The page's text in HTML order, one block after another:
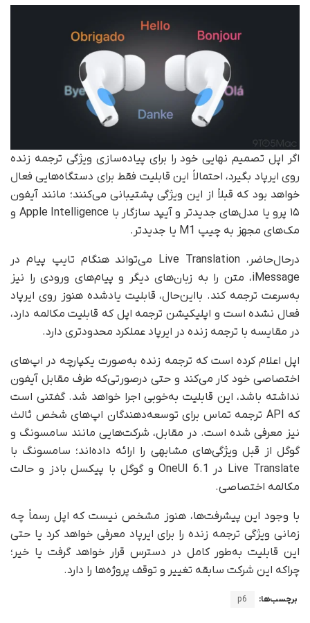
اگر اپل تصمیم نهایی خود را برای پیاده‌سازی ویژگی ترجمه زنده
روی ایرپاد بگیرد، احتمالاً این قابلیت فقط برای دستگاه‌هایی فعال
خواهد بود که قبلاً از این ویژگی پشتیبانی می‌کنند؛ مانند آیفون
۱۵ پرو یا مدل‌های جدیدتر و آیپد سازگار با Apple Intelligence و
مک‌های مجهز به چیپ M1 یا جدیدتر.
در‌حال‌حاضر، Live Translation می‌تواند هنگام تایپ پیام در
iMessage، متن را به زبان‌های دیگر و پیام‌های ورودی را نیز
به‌سرعت ترجمه کند. با‌این‌حال، قابلیت یادشده هنوز روی ایرپاد
فعال نشده است و اپلیکیشن ترجمه اپل که قابلیت مکالمه دارد،
در مقایسه با ترجمه زنده در ایرپاد عملکرد محدودتری دارد.
اپل اعلام کرده است که ترجمه زنده به‌صورت یکپارچه در اپ‌های
اختصاصی خود کار می‌کند و حتی در‌صورتی‌که طرف مقابل آیفون
نداشته باشد، این قابلیت به‌خوبی اجرا خواهد شد. گفتنی است
که API ترجمه تماس برای توسعه‌دهندگان اپ‌های شخص ثالث
نیز معرفی شده است. در مقابل، شرکت‌هایی مانند سامسونگ و
گوگل از قبل ویژگی‌های مشابهی را ارائه داده‌اند؛ سامسونگ با
Live Translate در OneUI 6.1 و گوگل با پیکسل بادز و حالت
مکالمه اختصاصی.
با وجود این پیشرفت‌ها، هنوز مشخص نیست که اپل رسماً چه
زمانی ویژگی ترجمه زنده را برای ایرپاد معرفی خواهد کرد یا حتی
این قابلیت به‌طور کامل در دسترس قرار خواهد گرفت یا خیر؛
چراکه این شرکت سابقه تغییر و توقف پروژه‌ها را دارد.
برچسب‌ها: p6